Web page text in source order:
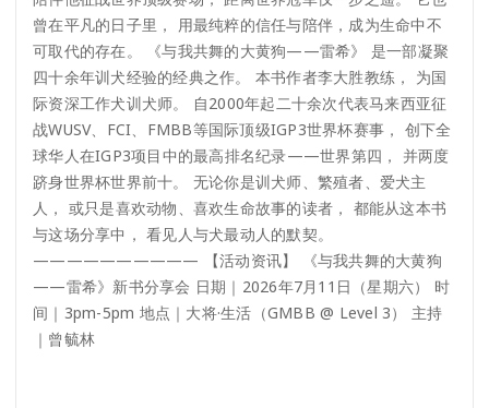
曾在平凡的日子里， 用最纯粹的信任与陪伴，成为生命中不
可取代的存在。 《与我共舞的大黄狗——雷希》 是一部凝聚
四十余年训犬经验的经典之作。 本书作者李大胜教练， 为国
际资深工作犬训犬师。 自2000年起二十余次代表马来西亚征
战WUSV、FCI、FMBB等国际顶级IGP3世界杯赛事， 创下全
球华人在IGP3项目中的最高排名纪录——世界第四， 并两度
跻身世界杯世界前十。 无论你是训犬师、繁殖者、爱犬主
人， 或只是喜欢动物、喜欢生命故事的读者， 都能从这本书
与这场分享中， 看见人与犬最动人的默契。
—————————— 【活动资讯】 《与我共舞的大黄狗
——雷希》新书分享会 日期｜2026年7月11日（星期六） 时
间｜3pm-5pm 地点｜大将·生活（GMBB @ Level 3） 主持
｜曾毓林